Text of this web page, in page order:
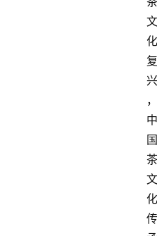
文
化
复
兴
，
中
国
茶
文
化
传